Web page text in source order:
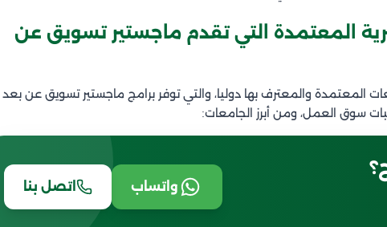
المعتمدة التي تقدم ماجستير تسويق عن
المعتمدة والمعترف بها دوليا، والتي توفر برامج ماجستير تسويق عن بعد
سوق العمل، ومن أبرز الجامعات:
واتساب اتصل بنا